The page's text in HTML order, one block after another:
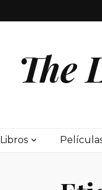
The
Libros